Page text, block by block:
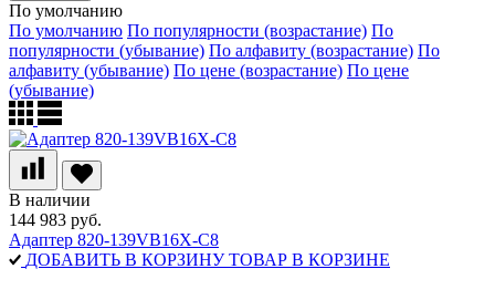
По умолчанию
По умолчанию По популярности (возрастание) По
популярности (убывание) По алфавиту (возрастание) По
алфавиту (убывание) По цене (возрастание) По цене
(убывание)
В наличии
144 983 руб.
Адаптер 820-139VB16X-C8
ДОБАВИТЬ В КОРЗИНУ ТОВАР В КОРЗИНЕ